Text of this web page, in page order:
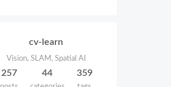
cv-learn
Vision, SLAM, Spatial AI
257 44 359